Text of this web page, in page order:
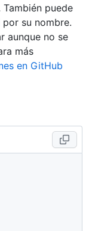
puede
por su nombre.
aunque no se
más
en GitHub